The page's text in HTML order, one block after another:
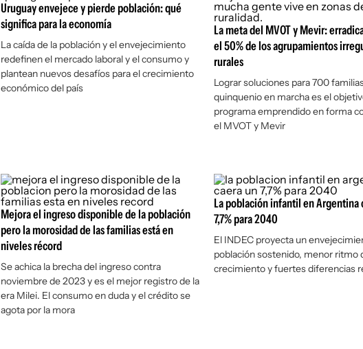
Uruguay envejece y pierde población: qué
significa para la economía
La caída de la población y el envejecimiento
redefinen el mercado laboral y el consumo y
plantean nuevos desafíos para el crecimiento
económico del país
La meta del MVOT y Mevir:
el 50% de los agrupamientos
rurales
Lograr soluciones para 700
quinquenio en marcha es el
programa emprendido en forma
el MVOT y Mevir
Mejora el ingreso disponible de la población
pero la morosidad de las familias está en
niveles récord
Se achica la brecha del ingreso contra
noviembre de 2023 y es el mejor registro de la
era Milei. El consumo en duda y el crédito se
agota por la mora
La población infantil en Argentina
7,7% para 2040
El INDEC proyecta un
población sostenido, menor ritmo
crecimiento y fuertes diferencias